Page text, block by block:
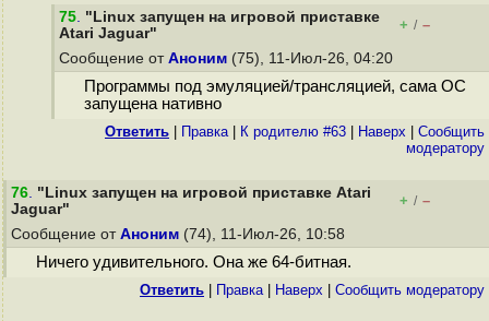
75. "Linux запущен на игровой приставке
Atari Jaguar"
+ / –
Сообщение от Аноним (75), 11-Июл-26, 04:20
Программы под эмуляцией/трансляцией, сама ОС
запущена нативно
Ответить Правка| К родителю #63 Наверх
Cообщить
модератору
76. "Linux запущен на игровой приставке Atari
Jaguar"
+ / –
Сообщение от Аноним (74), 11-Июл-26, 10:58
Ничего удивительного. Она же 64-битная.
Ответить Правка| Наверх Cообщить модератору